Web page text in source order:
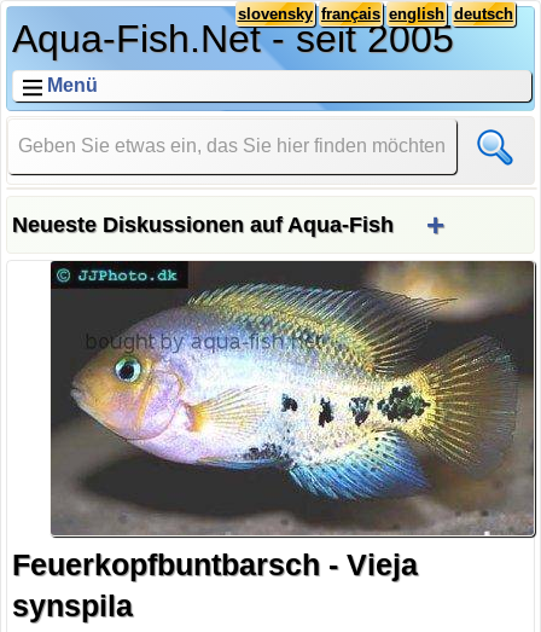
Aqua-Fish.Net - seit 2005
deutsch
english
français
slovensky
Menü
Neueste Diskussionen auf Aqua-Fish +
Feuerkopfbuntbarsch - Vieja
synspila